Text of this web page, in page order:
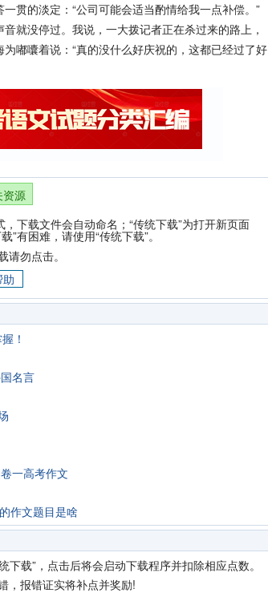
贯的淡定：“公司可能会适当酌情给我一点补偿。”
没停过。我说，一大拨记者正在杀过来的路上，
嘟囔着说：“真的没什么好庆祝的，这都已经过了好
资源
下载文件会自动命名；“传统下载”为打开新页面
有困难，请使用“传统下载”。
勿点击。
！
名言
一高考作文
作文题目是啥
下载”，点击后将会启动下载程序并扣除相应点数。
，报错证实将补点并奖励!